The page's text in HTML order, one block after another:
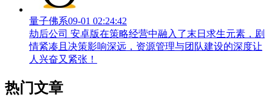
量子佛系09-01 02:24:42
劫后公司 安卓版在策略经营中融入了末日求生元素，剧
情紧凑且决策影响深远，资源管理与团队建设的深度让
人兴奋又紧张！
热门文章